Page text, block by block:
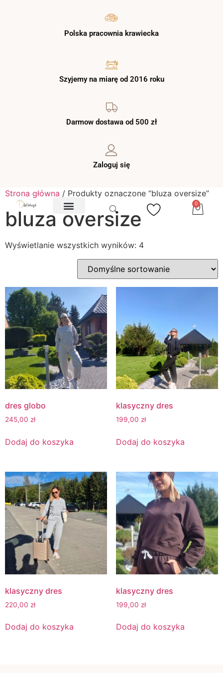
Polska pracownia krawiecka
Szyjemy na miarę od 2016 roku
Darmow dostawa od 500 zł
Zaloguj się
0
Strona główna / Produkty oznaczone “bluza oversize”
bluza oversize
Wyświetlanie wszystkich wyników: 4
dres globo
245,00 zł
Dodaj do koszyka
klasyczny dres
199,00 zł
Dodaj do koszyka
klasyczny dres
220,00 zł
Dodaj do koszyka
klasyczny dres
199,00 zł
Dodaj do koszyka